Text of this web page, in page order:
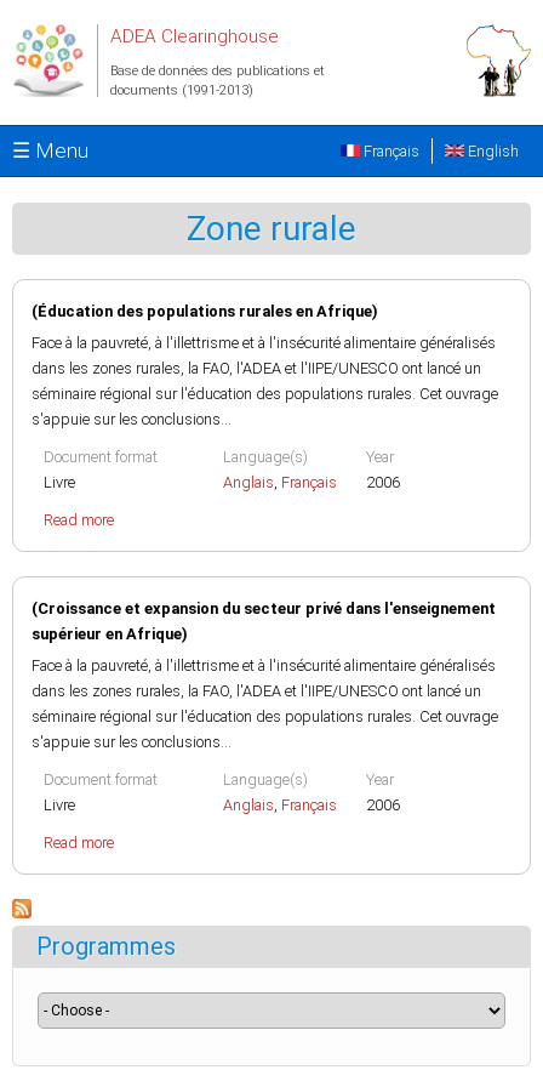
ADEA Clearinghouse
Base de données des publications et
documents (1991-2013)
☰ Menu English
Français
Zone rurale
(Éducation des populations rurales en Afrique)
Face à la pauvreté, à l'illettrisme et à l'insécurité alimentaire généralisés
dans les zones rurales, la FAO, l'ADEA et l'IIPE/UNESCO ont lancé un
séminaire régional sur l'éducation des populations rurales. Cet ouvrage
s'appuie sur les conclusions...
Document format
Livre
Language(s)
Anglais, Français
Year
2006
Read more
(Croissance et expansion du secteur privé dans l'enseignement
supérieur en Afrique)
Face à la pauvreté, à l'illettrisme et à l'insécurité alimentaire généralisés
dans les zones rurales, la FAO, l'ADEA et l'IIPE/UNESCO ont lancé un
séminaire régional sur l'éducation des populations rurales. Cet ouvrage
s'appuie sur les conclusions...
Document format
Livre
Language(s)
Anglais, Français
Year
2006
Read more
Programmes